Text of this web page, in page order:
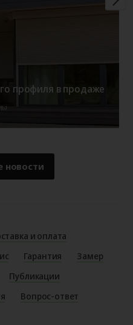
профиля в продаже
новости
и оплата
Гарантия
Замер
Публикации
Вопрос-ответ